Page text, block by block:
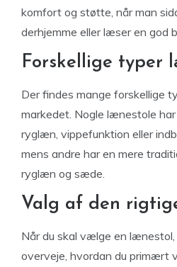
komfort og støtte, når man
derhjemme eller læser en god
Forskellige typer
Der findes mange forskellige
markedet. Nogle lænestole
ryglæn, vippefunktion eller
mens andre har en mere
ryglæn og sæde.
Valg af den
Når du skal vælge en
overveje, hvordan du primært